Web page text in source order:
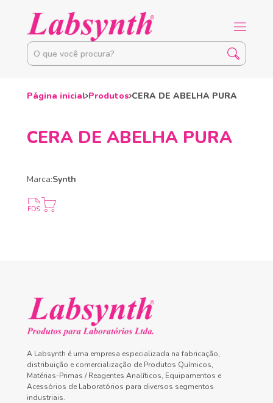
Página inicial Produtos CERA DE ABELHA PURA
CERA DE ABELHA PURA
Marca:Synth
A Labsynth é uma empresa especializada na fabricação,
distribuição e comercialização de Produtos Químicos,
Matérias-Primas / Reagentes Analíticos, Equipamentos e
Acessórios de Laboratórios para diversos segmentos
industriais.